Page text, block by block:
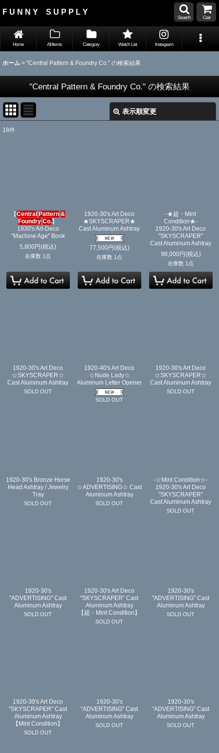
F U N N Y S U P P L Y
Search Cart
Home All Items Category Watch List Instagram
ホーム > "Central Pattern & Foundry Co." の検索結果
"Central Pattern & Foundry Co." の検索結果
表示順変更
絞り込む
18件
【Central Pattern &
Foundry Co.】
1930's Art-Deco
"Machine Age" Book
5,800円(税込)
在庫数 1点
1920-30's Art Deco
★SKYSCRAPER★
Cast Aluminum Ashtray
77,500円(税込)
在庫数 1点
-★超・Mint
Condition★-
1920-30's Art Deco
"SKYSCRAPER"
Cast Aluminum Ashtray
98,000円(税込)
在庫数 1点
1920-30's Art Deco
☆SKYSCRAPER☆
Cast Aluminum Ashtray
SOLD OUT
1920-40's Art Deco
☆Nude Lady☆
Aluminum Letter Opener
SOLD OUT
1920-30's Art Deco
☆SKYSCRAPER☆
Cast Aluminum Ashtray
SOLD OUT
1920-30's Bronze Horse
Head Ashtray / Jewelry
Tray
SOLD OUT
1920-30's
☆ADVERTISING☆ Cast
Aluminum Ashtray
SOLD OUT
-☆Mint Condition☆-
1920-30's Art Deco
"SKYSCRAPER"
Cast Aluminum Ashtray
SOLD OUT
1920-30's
"ADVERTISING" Cast
Aluminum Ashtray
SOLD OUT
1920-30's Art Deco
"SKYSCRAPER" Cast
Aluminum Ashtray
【超・Mint Condition】
SOLD OUT
1920-30's
"ADVERTISING" Cast
Aluminum Ashtray
SOLD OUT
1920-30's Art Deco
"SKYSCRAPER" Cast
Aluminum Ashtray
【Mint Condition】
SOLD OUT
1920-30's
"ADVERTISING" Cast
Aluminum Ashtray
SOLD OUT
1920-30's
"ADVERTISING" Cast
Aluminum Ashtray
SOLD OUT